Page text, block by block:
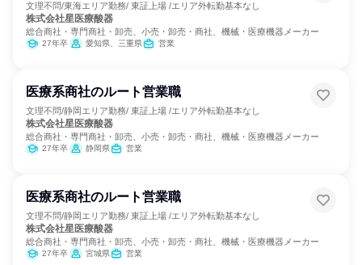
文理不問/東海エリア勤務/ 東証上場 /エリア外転勤基本なし
株式会社星医療酸器
総合商社・専門商社・卸売、小売・卸売・商社、機械・医療機器メーカー
27年卒 愛知県、三重県 営業
医療系商社のルート営業職
文理不問/静岡エリア勤務/ 東証上場 /エリア外転勤基本なし
株式会社星医療酸器
総合商社・専門商社・卸売、小売・卸売・商社、機械・医療機器メーカー
27年卒 静岡県 営業
医療系商社のルート営業職
文理不問/静岡エリア勤務/ 東証上場 /エリア外転勤基本なし
株式会社星医療酸器
総合商社・専門商社・卸売、小売・卸売・商社、機械・医療機器メーカー
27年卒 宮城県 営業